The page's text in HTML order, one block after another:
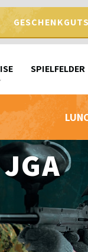
SPIELFELDER
JGA